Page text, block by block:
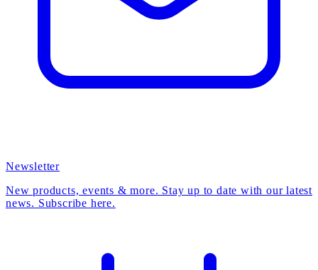
Newsletter
New products, events & more. Stay up to date with our latest
news. Subscribe here.